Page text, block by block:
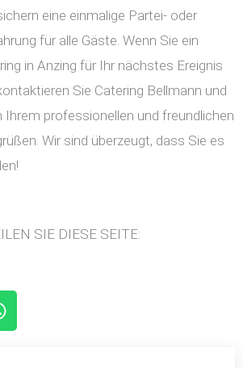
eine einmalige Partei- oder
für alle Gäste. Wenn Sie ein
in Anzing für Ihr nächstes Ereignis
Sie Catering Bellmann und
Ihrem professionellen und freundlichen
Wir sind überzeugt, dass Sie es
SIE DIESE SEITE: